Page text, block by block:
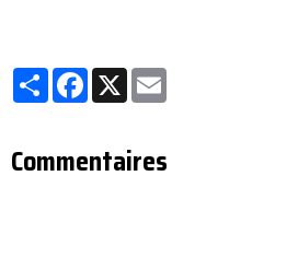
Partager
Facebook
X
Commentaires